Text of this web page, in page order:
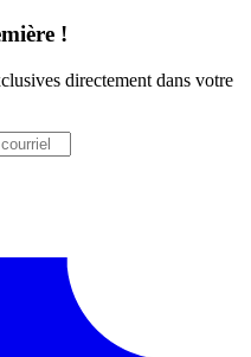
!
directement dans votre